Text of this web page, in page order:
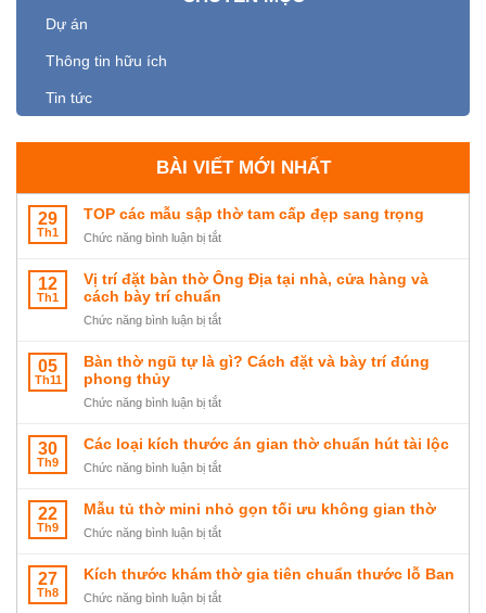
Dự án
Thông tin hữu ích
Tin tức
BÀI VIẾT MỚI NHẤT
29
Th1
TOP các mẫu sập thờ tam cấp đẹp sang trọng
Chức năng bình luận bị tắtở
các
mẫu
thờ
cấp
sang
12
Th1
Vị trí đặt bàn thờ Ông Địa tại nhà, cửa hàng và
cách bày trí chuẩn
Chức năng bình luận bị tắtở
trí
đặt
thờ
Địa
tại
cửa
hàng
và
bày
trí
05
Th11
Bàn thờ ngũ tự là gì? Cách đặt và bày trí đúng
phong thủy
Chức năng bình luận bị tắtở
thờ
tự
gì?
Cách
và
trí
30
Th9
Các loại kích thước án gian thờ chuẩn hút tài lộc
Chức năng bình luận bị tắtở
loại
kích
thước
gian
thờ
22
Th9
Mẫu tủ thờ mini nhỏ gọn tối ưu không gian thờ
Chức năng bình luận bị tắtở
tủ
mini
27
Th8
Kích thước khám thờ gia tiên chuẩn thước lỗ Ban
Chức năng bình luận bị tắtở